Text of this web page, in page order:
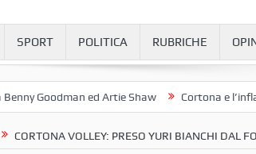
SPORT POLITICA RUBRICHE
ed Artie Shaw Cortona e
CORTONA VOLLEY: PRESO YURI BIANCHI DAL